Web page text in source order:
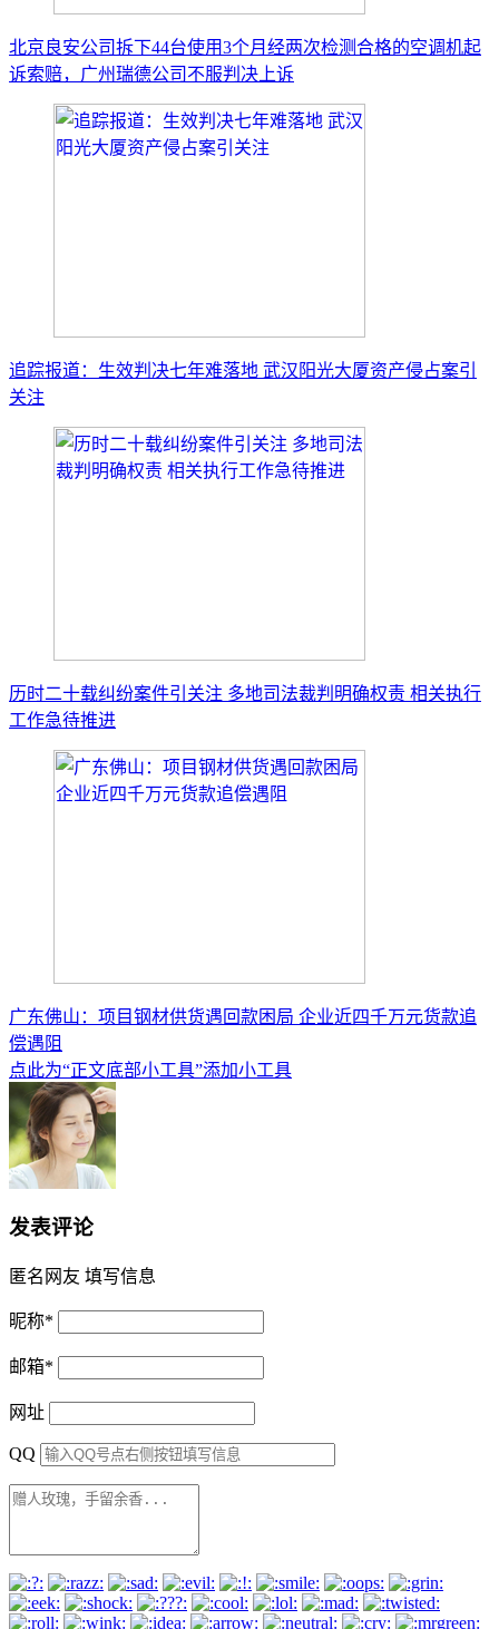
北京良安公司拆下44台使用3个月经两次检测合格的空调机起
诉索赔，广州瑞德公司不服判决上诉
追踪报道：生效判决七年难落地 武汉阳光大厦资产侵占案引
关注
历时二十载纠纷案件引关注 多地司法裁判明确权责 相关执行
工作急待推进
广东佛山：项目钢材供货遇回款困局 企业近四千万元货款追
偿遇阻
点此为“正文底部小工具”添加小工具
发表评论
匿名网友 填写信息
昵称*
邮箱*
网址
QQ